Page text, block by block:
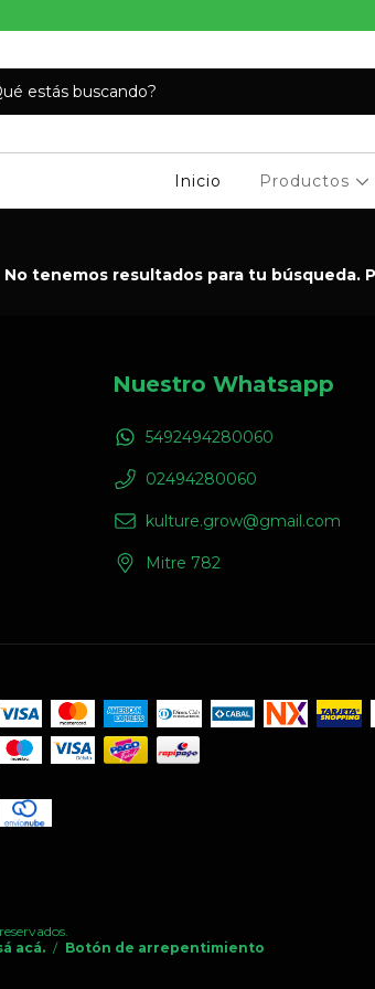
Inicio Productos
No tenemos resultados para tu búsqueda.
Nuestro Whatsapp
5492494280060
02494280060
kulture.grow@gmail.com
Mitre 782
acá. / Botón de arrepentimiento